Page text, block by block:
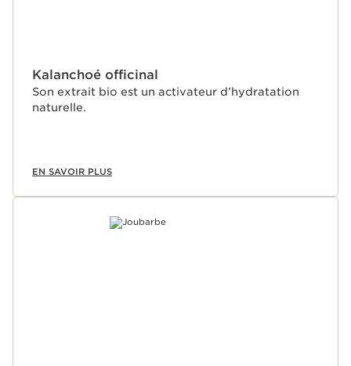
Kalanchoé officinal
Son extrait bio est un activateur d’hydratation
naturelle.
EN SAVOIR PLUS